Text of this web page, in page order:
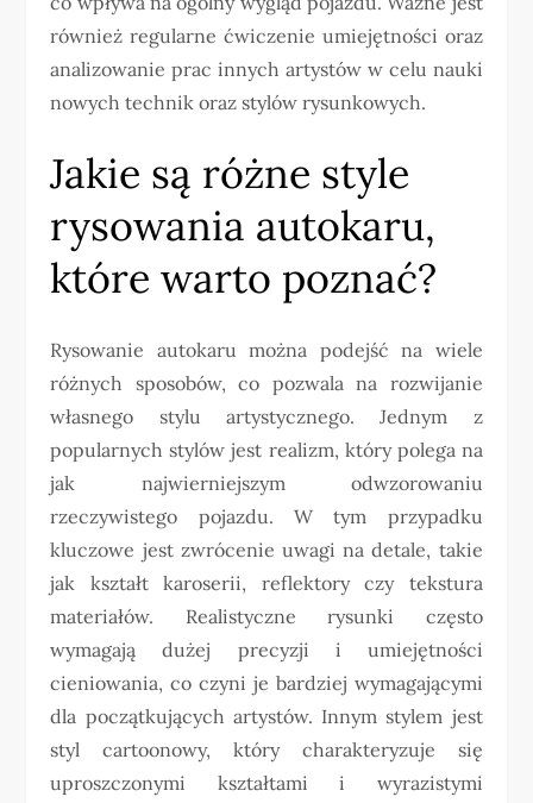
również regularne ćwiczenie umiejętności oraz
analizowanie prac innych artystów w celu nauki
nowych technik oraz stylów rysunkowych.
Jakie są różne style
rysowania autokaru,
które warto poznać?
Rysowanie autokaru można podejść na wiele
różnych sposobów, co pozwala na rozwijanie
własnego stylu artystycznego. Jednym z
popularnych stylów jest realizm, który polega na
jak najwierniejszym odwzorowaniu
rzeczywistego pojazdu. W tym przypadku
kluczowe jest zwrócenie uwagi na detale, takie
jak kształt karoserii, reflektory czy tekstura
materiałów. Realistyczne rysunki często
wymagają dużej precyzji i umiejętności
cieniowania, co czyni je bardziej wymagającymi
dla początkujących artystów. Innym stylem jest
styl cartoonowy, który charakteryzuje się
uproszczonymi kształtami i wyrazistymi